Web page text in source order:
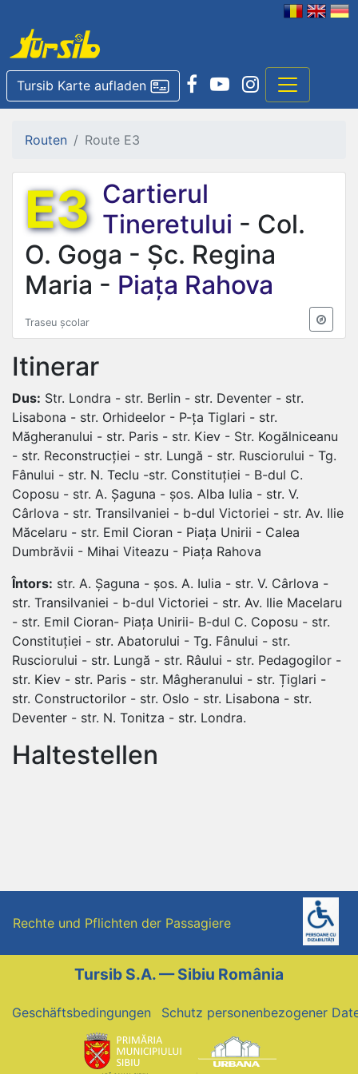
Tursib Karte aufladen
Routen Route E3
E3 Cartierul
Tineretului - Col.
O. Goga - Șc. Regina
Maria - Piața Rahova
Traseu școlar
Itinerar
Dus: Str. Londra - str. Berlin - str. Deventer - str.
Lisabona - str. Orhideelor - P-ța Tiglari - str.
Măgheranului - str. Paris - str. Kiev - Str. Kogălniceanu
- str. Reconstrucției - str. Lungă - str. Rusciorului - Tg.
Fânului - str. N. Teclu -str. Constituției - B-dul C.
Coposu - str. A. Șaguna - șos. Alba Iulia - str. V.
Cârlova - str. Transilvaniei - b-dul Victoriei - str. Av. Ilie
Măcelaru - str. Emil Cioran - Piața Unirii - Calea
Dumbrăvii - Mihai Viteazu - Piața Rahova
Întors: str. A. Șaguna - șos. A. Iulia - str. V. Cârlova -
str. Transilvaniei - b-dul Victoriei - str. Av. Ilie Macelaru
- str. Emil Cioran- Piața Unirii- B-dul C. Coposu - str.
Constituției - str. Abatorului - Tg. Fânului - str.
Rusciorului - str. Lungă - str. Râului - str. Pedagogilor -
str. Kiev - str. Paris - str. Mâgheranului - str. Țiglari -
str. Constructorilor - str. Oslo - str. Lisabona - str.
Deventer - str. N. Tonitza - str. Londra.
Haltestellen
Rechte und Pflichten der Passagiere
Tursib S.A. — Sibiu România
Geschäftsbedingungen Schutz personenbezogener